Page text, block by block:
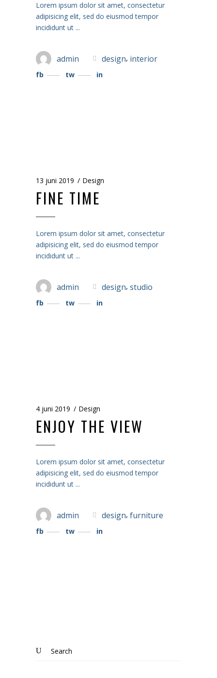
Lorem ipsum dolor sit amet, consectetur
adipisicing elit, sed do eiusmod tempor
incididunt ut
admin design, interior
fb tw in
13 juni 2019 Design
FINE TIME
Lorem ipsum dolor sit amet, consectetur
adipisicing elit, sed do eiusmod tempor
incididunt ut
admin design, studio
fb tw in
4 juni 2019 Design
ENJOY THE VIEW
Lorem ipsum dolor sit amet, consectetur
adipisicing elit, sed do eiusmod tempor
incididunt ut
admin design, furniture
fb tw in
Search